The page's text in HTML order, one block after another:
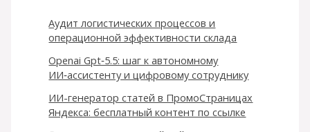
Аудит логистических процессов и
операционной эффективности склада
Openai Gpt‑5.5: шаг к автономному
ИИ‑ассистенту и цифровому сотруднику
ИИ-генератор статей в ПромоСтраницах
Яндекса: бесплатный контент по ссылке